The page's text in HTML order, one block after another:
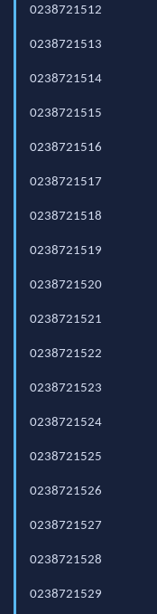
0238721512
0238721513
0238721514
0238721515
0238721516
0238721517
0238721518
0238721519
0238721520
0238721521
0238721522
0238721523
0238721524
0238721525
0238721526
0238721527
0238721528
0238721529